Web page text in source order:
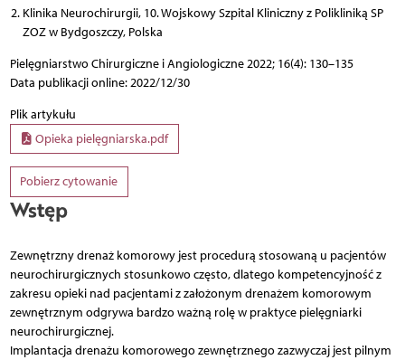
Klinika Neurochirurgii, 10. Wojskowy Szpital Kliniczny z Polikliniką SP
ZOZ w Bydgoszczy, Polska
Pielęgniarstwo Chirurgiczne i Angiologiczne 2022; 16(4): 130–135
Data publikacji online: 2022/12/30
Plik artykułu
Opieka pielęgniarska.pdf
Pobierz cytowanie
Wstęp
Zewnętrzny drenaż komorowy jest procedurą stosowaną u pacjentów
neurochirurgicznych stosunkowo często, dlatego kompetencyjność z
zakresu opieki nad pacjentami z założonym drenażem komorowym
zewnętrznym odgrywa bardzo ważną rolę w praktyce pielęgniarki
neurochirurgicznej.
Implantacja drenażu komorowego zewnętrznego zazwyczaj jest pilnym